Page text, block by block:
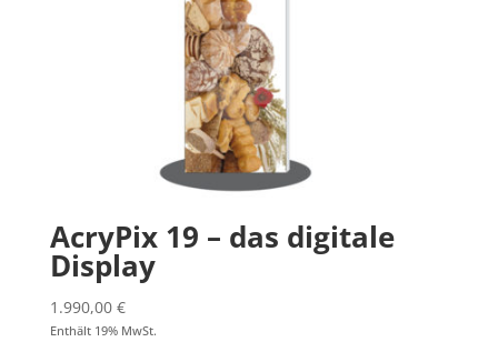
AcryPix 19 – das digitale
Display
1.990,00 €
Enthält 19% MwSt.